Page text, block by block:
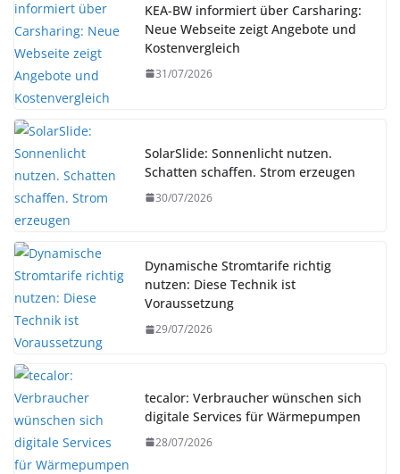
KEA-BW informiert über Carsharing:
Neue Webseite zeigt Angebote und
Kostenvergleich
31/07/2026
SolarSlide: Sonnenlicht nutzen.
Schatten schaffen. Strom erzeugen
30/07/2026
Dynamische Stromtarife richtig
nutzen: Diese Technik ist
Voraussetzung
29/07/2026
tecalor: Verbraucher wünschen sich
digitale Services für Wärmepumpen
28/07/2026